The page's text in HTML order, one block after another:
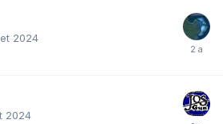
2024
2024